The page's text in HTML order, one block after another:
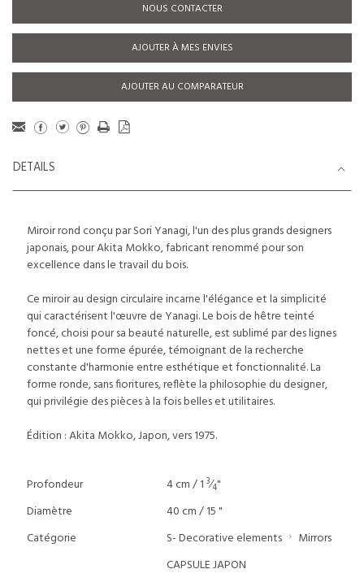
NOUS CONTACTER
AJOUTER À MES ENVIES
AJOUTER AU COMPARATEUR
DETAILS
Miroir rond conçu par Sori Yanagi, l'un des plus grands designers
japonais, pour Akita Mokko, fabricant renommé pour son
excellence dans le travail du bois.
Ce miroir au design circulaire incarne l'élégance et la simplicité
qui caractérisent l'œuvre de Yanagi. Le bois de hêtre teinté
foncé, choisi pour sa beauté naturelle, est sublimé par des lignes
nettes et une forme épurée, témoignant de la recherche
constante d'harmonie entre esthétique et fonctionnalité. La
forme ronde, sans fioritures, reflète la philosophie du designer,
qui privilégie des pièces à la fois belles et utilitaires.
Édition : Akita Mokko, Japon, vers 1975.
Profondeur 4 cm / 1 3⁄4"
Diamètre
40 cm / 15 "
Catégorie
S- Decorative elements
Mirrors
CAPSULE JAPON